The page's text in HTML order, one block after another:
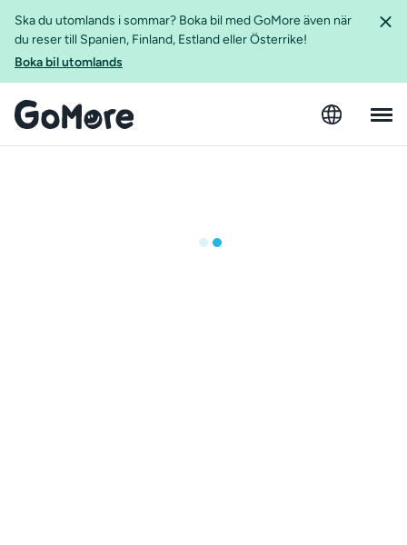
Ska du utomlands i sommar? Boka bil med GoMore även när
du reser till Spanien, Finland, Estland eller Österrike!
Boka bil utomlands